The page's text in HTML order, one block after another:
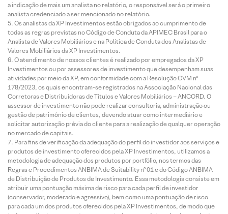
a indicação de mais um analista no relatório, o responsável será o primeiro
analista credenciado a ser mencionado no relatório.
Os analistas da XP Investimentos estão obrigados ao cumprimento de
todas as regras previstas no Código de Conduta da APIMEC Brasil para o
Analista de Valores Mobiliários e na Política de Conduta dos Analistas de
Valores Mobiliários da XP Investimentos.
O atendimento de nossos clientes é realizado por empregados da XP
Investimentos ou por assessores de investimento que desempenham suas
atividades por meio da XP, em conformidade com a Resolução CVM nº
178/2023, os quais encontram-se registrados na Associação Nacional das
Corretoras e Distribuidoras de Títulos e Valores Mobiliários – ANCORD. O
assessor de investimento não pode realizar consultoria, administração ou
gestão de patrimônio de clientes, devendo atuar como intermediário e
solicitar autorização prévia do cliente para a realização de qualquer operação
no mercado de capitais.
Para fins de verificação da adequação do perfil do investidor aos serviços e
produtos de investimento oferecidos pela XP Investimentos, utilizamos a
metodologia de adequação dos produtos por portfólio, nos termos das
Regras e Procedimentos ANBIMA de Suitability nº 01 e do Código ANBIMA
de Distribuição de Produtos de Investimento. Essa metodologia consiste em
atribuir uma pontuação máxima de risco para cada perfil de investidor
(conservador, moderado e agressivo), bem como uma pontuação de risco
para cada um dos produtos oferecidos pela XP Investimentos, de modo que